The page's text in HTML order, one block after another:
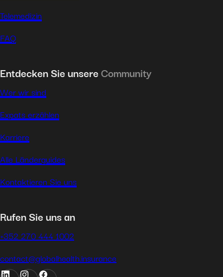
Telemedizin
FAQ
Entdecken Sie unsereCommunity
Wer wir sind
Expats erzählen
Karriere
Alle Länderguides
Kontaktieren Sie uns
Rufen Sie uns an
+352 270 444 1002
contact@globalhealth.insurance